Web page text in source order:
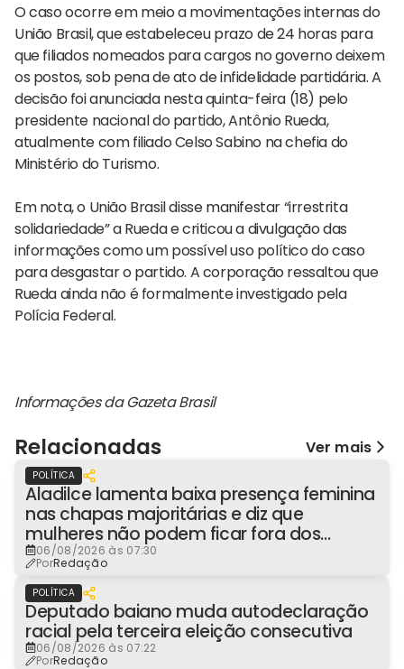
O caso ocorre em meio a movimentações internas do
União Brasil, que estabeleceu prazo de 24 horas para
que filiados nomeados para cargos no governo deixem
os postos, sob pena de ato de infidelidade partidária. A
decisão foi anunciada nesta quinta-feira (18) pelo
presidente nacional do partido, Antônio Rueda,
atualmente com filiado Celso Sabino na chefia do
Ministério do Turismo.
Em nota, o União Brasil disse manifestar “irrestrita
solidariedade” a Rueda e criticou a divulgação das
informações como um possível uso político do caso
para desgastar o partido. A corporação ressaltou que
Rueda ainda não é formalmente investigado pela
Polícia Federal.
Informações da Gazeta Brasil
Relacionadas Ver mais
POLÍTICA
Aladilce lamenta baixa presença feminina
nas chapas majoritárias e diz que
mulheres não podem ficar fora dos
espaços de poder
06/08/2026 às 07:30
PorRedação
POLÍTICA
Deputado baiano muda autodeclaração
racial pela terceira eleição consecutiva
06/08/2026 às 07:22
PorRedação